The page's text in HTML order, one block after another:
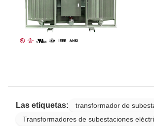
Las etiquetas:
transformador de
Transformadores de subestaciones